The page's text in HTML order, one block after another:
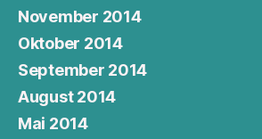
November 2014
Oktober 2014
September 2014
August 2014
Mai 2014